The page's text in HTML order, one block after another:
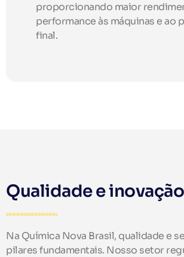
proporcionando maior
performance às máquinas e ao
final.
Qualidade e inovação
Na Química Nova Brasil, qualidade e
pilares fundamentais. Nosso setor